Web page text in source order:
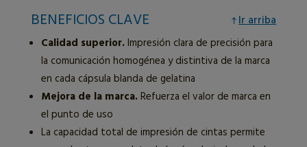
Ir arriba
BENEFICIOS CLAVE
Calidad superior.Impresión clara de precisión para
la comunicación homogénea y distintiva de la marca
en cada cápsula blanda de gelatina
Mejora de la marca.Refuerza el valor de marca en
el punto de uso
La capacidad total de impresión de cintas permite